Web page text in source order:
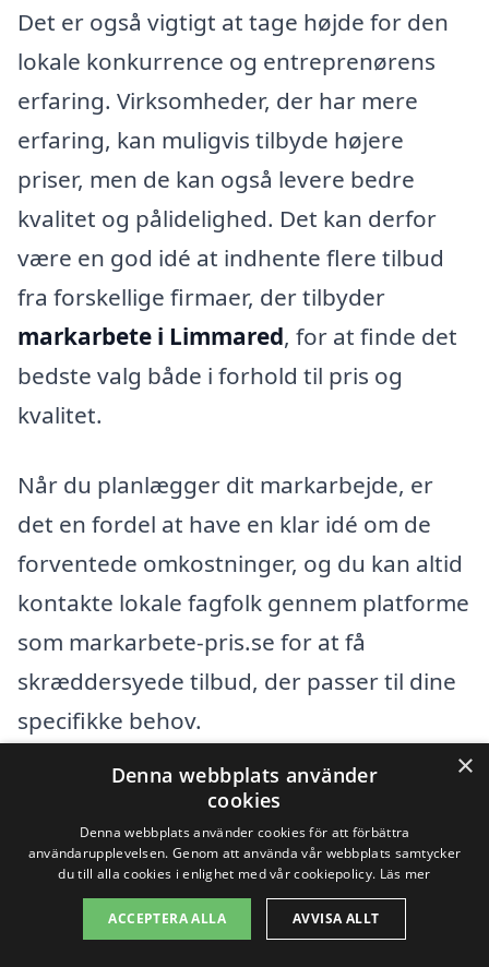
Det er også vigtigt at tage højde for den
lokale konkurrence og entreprenørens
erfaring. Virksomheder, der har mere
erfaring, kan muligvis tilbyde højere
priser, men de kan også levere bedre
kvalitet og pålidelighed. Det kan derfor
være en god idé at indhente flere tilbud
fra forskellige firmaer, der tilbyder
markarbete i Limmared, for at finde det
bedste valg både i forhold til pris og
kvalitet.
Når du planlægger dit markarbejde, er
det en fordel at have en klar idé om de
forventede omkostninger, og du kan altid
kontakte lokale fagfolk gennem platforme
som markarbete-pris.se for at få
skræddersyede tilbud, der passer til dine
specifikke behov.
Få 3 erbjudanden, gratis och utan
förpliktelser
×
Denna webbplats använder
cookies
Denna webbplats använder cookies för att förbättra
användarupplevelsen. Genom att använda vår webbplats samtycker
du till alla cookies i enlighet med vår cookiepolicy. Läs mer
ACCEPTERA ALLA AVVISA ALLT